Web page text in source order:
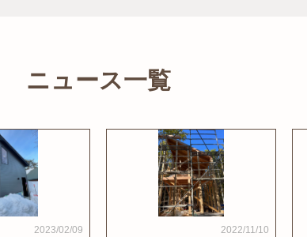
ニュース一覧
2023/02/09 2022/11/10